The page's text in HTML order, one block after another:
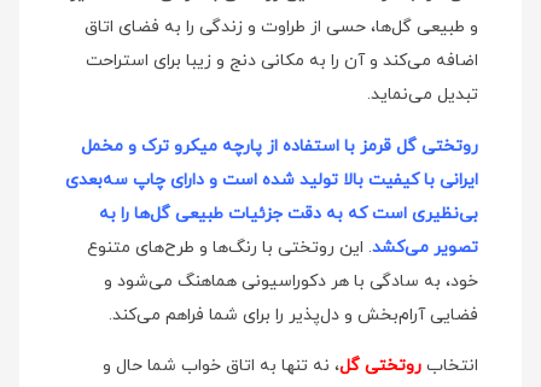
و طبیعی گل‌ها، حسی از طراوت و زندگی را به فضای اتاق
اضافه می‌کند و آن را به مکانی دنج و زیبا برای استراحت
تبدیل می‌نماید.
روتختی گل قرمز با استفاده از پارچه میکرو ترک و مخمل
ایرانی با کیفیت بالا تولید شده است و دارای چاپ سه‌بعدی
بی‌نظیری است که به دقت جزئیات طبیعی گل‌ها را به
تصویر می‌کشد. این روتختی با رنگ‌ها و طرح‌های متنوع
خود، به سادگی با هر دکوراسیونی هماهنگ می‌شود و
فضایی آرام‌بخش و دل‌پذیر را برای شما فراهم می‌کند.
انتخاب روتختی گل، نه تنها به اتاق خواب شما حال و